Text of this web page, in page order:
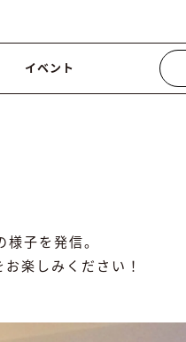
イベント
子を発信。
楽しみください！